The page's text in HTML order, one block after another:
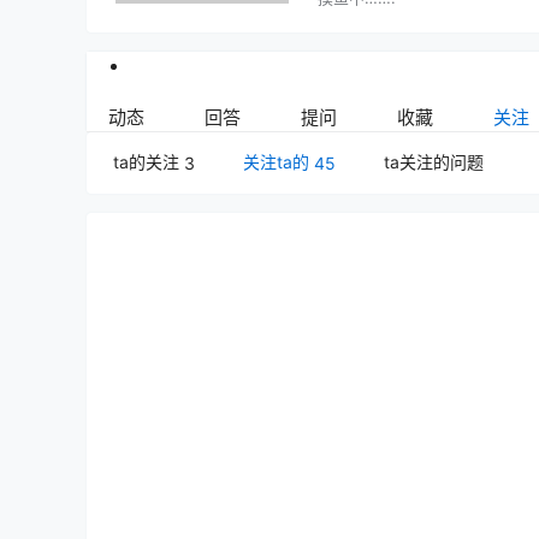
动态 回答 提问 收藏 关注
ta的关注 3 关注ta的 45 ta关注的问题